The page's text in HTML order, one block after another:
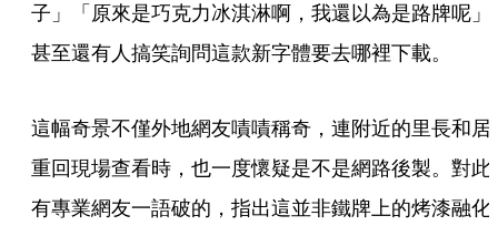
子」「原來是巧克力冰淇淋啊，我還以為是路牌呢」
甚至還有人搞笑詢問這款新字體要去哪裡下載。
這幅奇景不僅外地網友嘖嘖稱奇，連附近的里長和居
重回現場查看時，也一度懷疑是不是網路後製。對此
有專業網友一語破的，指出這並非鐵牌上的烤漆融化